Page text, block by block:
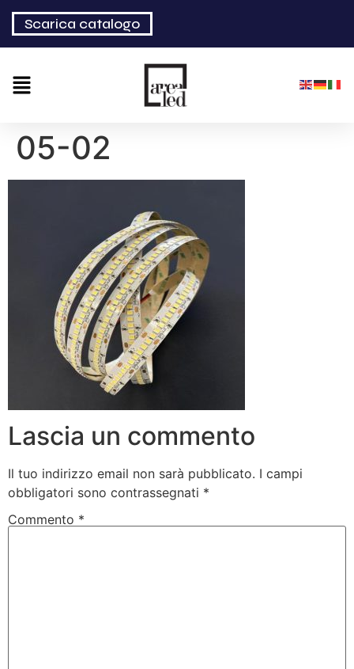
Scarica catalogo
05-02
Lascia un commento
Il tuo indirizzo email non sarà pubblicato. I campi
obbligatori sono contrassegnati *
Commento *